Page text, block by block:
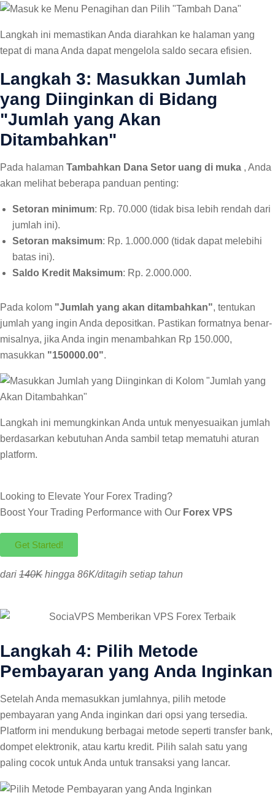
Langkah ini memastikan Anda diarahkan ke halaman yang
tepat di mana Anda dapat mengelola saldo secara efisien.
Langkah 3: Masukkan Jumlah
yang Diinginkan di Bidang
"Jumlah yang Akan
Ditambahkan"
Pada halaman Tambahkan Dana Setor uang di muka , Anda
akan melihat beberapa panduan penting:
Setoran minimum: Rp. 70.000 (tidak bisa lebih rendah dari
jumlah ini).
Setoran maksimum: Rp. 1.000.000 (tidak dapat melebihi
batas ini).
Saldo Kredit Maksimum: Rp. 2.000.000.
Pada kolom "Jumlah yang akan ditambahkan", tentukan
jumlah yang ingin Anda depositkan. Pastikan formatnya benar-
misalnya, jika Anda ingin menambahkan Rp 150.000,
masukkan "150000.00".
Langkah ini memungkinkan Anda untuk menyesuaikan jumlah
berdasarkan kebutuhan Anda sambil tetap mematuhi aturan
platform.
Looking to Elevate Your Forex Trading?
Boost Your Trading Performance with Our Forex VPS
Get Started!
dari 140K hingga 86K/ditagih setiap tahun
Langkah 4: Pilih Metode
Pembayaran yang Anda Inginkan
Setelah Anda memasukkan jumlahnya, pilih metode
pembayaran yang Anda inginkan dari opsi yang tersedia.
Platform ini mendukung berbagai metode seperti transfer bank,
dompet elektronik, atau kartu kredit. Pilih salah satu yang
paling cocok untuk Anda untuk transaksi yang lancar.